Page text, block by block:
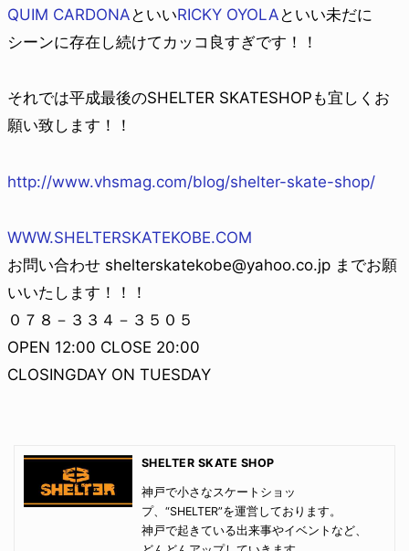
QUIM CARDONA といいRICKY OYOLA といい未だに
シーンに存在し続けてカッコ良すぎです！！
それでは平成最後のSHELTER SKATESHOPも宜しくお
願い致します！！
http://www.vhsmag.com/blog/shelter-skate-shop/
WWW.SHELTERSKATEKOBE.COM
お問い合わせ shelterskatekobe@yahoo.co.jp までお願
いいたします！！！
０７８－３３４－３５０５
OPEN 12:00 CLOSE 20:00
CLOSINGDAY ON TUESDAY
SHELTER SKATE SHOP
神戸で小さなスケートショッ
プ、“SHELTER”を運営しております。
神戸で起きている出来事やイベントなど、